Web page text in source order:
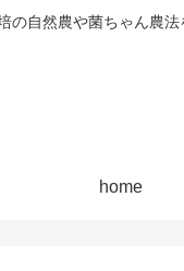
の自然農や菌ちゃん農
home